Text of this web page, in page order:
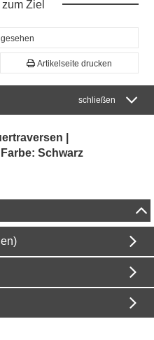
Ziel
Artikelseite drucken
schließen
|
Schwarz